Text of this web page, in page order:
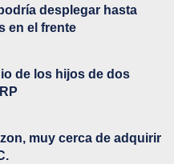
desplegar hasta
en el frente
de los hijos de dos
muy cerca de adquirir